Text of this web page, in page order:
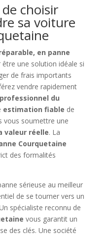
choisir
sa voiture
en panne
être une solution idéale si
de frais importants
vendre rapidement
professionnel du
estimation fiable de
vous soumettre une
valeur réelle. La
Courquetaine
des formalités
sérieuse au meilleur
de se tourner vers un
spécialiste reconnu de
vous garantit un
des clés. Une société